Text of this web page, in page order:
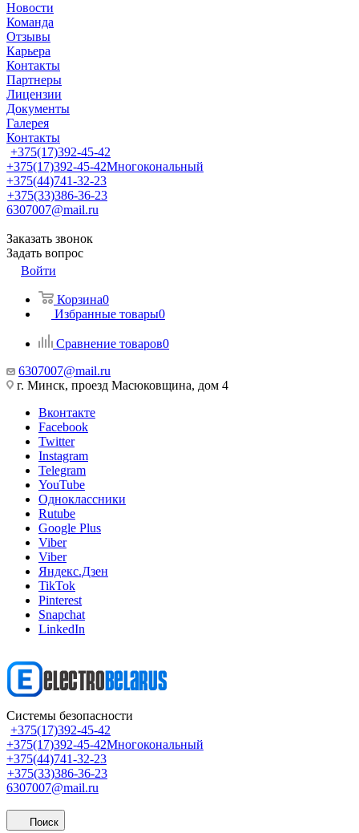
Новости
Команда
Отзывы
Карьера
Контакты
Партнеры
Лицензии
Документы
Галерея
Контакты
+375(17)392-45-42
+375(17)392-45-42Многокональный
+375(44)741-32-23
+375(33)386-36-23
6307007@mail.ru
Заказать звонок
Задать вопрос
Войти
Корзина0
Избранные товары0
Сравнение товаров0
6307007@mail.ru
г. Минск, проезд Масюковщина, дом 4
Вконтакте
Facebook
Twitter
Instagram
Telegram
YouTube
Одноклассники
Rutube
Google Plus
Viber
Viber
Яндекс.Дзен
TikTok
Pinterest
Snapchat
LinkedIn
Системы безопасности
+375(17)392-45-42
+375(17)392-45-42Многокональный
+375(44)741-32-23
+375(33)386-36-23
6307007@mail.ru
Поиск